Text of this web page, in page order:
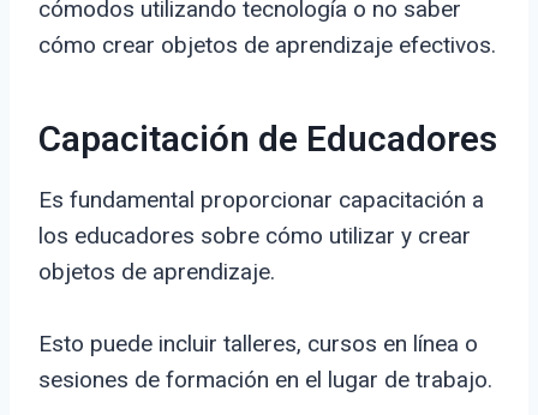
cómodos utilizando tecnología o no saber
cómo crear objetos de aprendizaje efectivos.
Capacitación de Educadores
Es fundamental proporcionar capacitación a
los educadores sobre cómo utilizar y crear
objetos de aprendizaje.
Esto puede incluir talleres, cursos en línea o
sesiones de formación en el lugar de trabajo.